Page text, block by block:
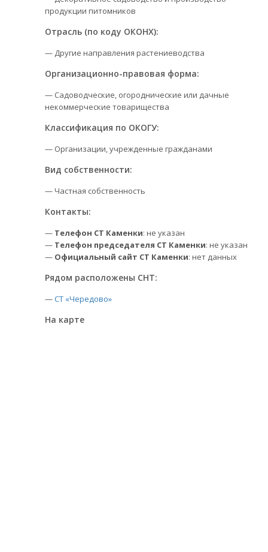
продукции питомников
Отрасль (по коду ОКОНХ):
— Другие направления растениеводства
Организационно-правовая форма:
— Садоводческие, огороднические или дачные
некоммерческие товарищества
Классификация по ОКОГУ:
— Организации, учрежденные гражданами
Вид собственности:
— Частная собственность
Контакты:
— Телефон СТ Каменки: не указан
— Телефон председателя СТ Каменки: не указан
— Официальный сайт СТ Каменки: нет данных
Рядом расположены СНТ:
—СТ «Чередово»
На карте